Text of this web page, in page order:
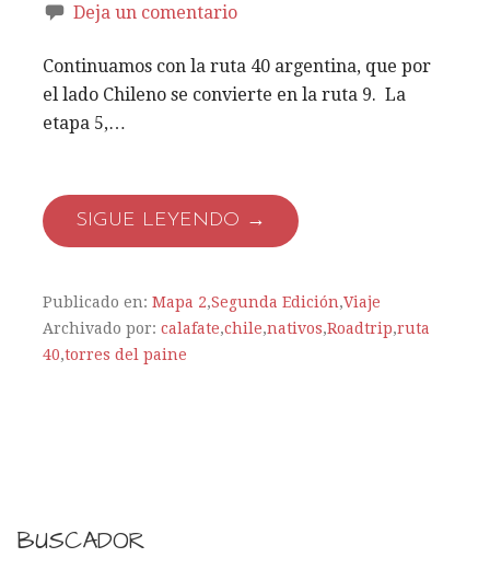
Deja un comentario
Continuamos con la ruta 40 argentina, que por
el lado Chileno se convierte en la ruta 9. La
etapa 5,…
SIGUE LEYENDO →
Publicado en: Mapa 2,Segunda Edición,Viaje
Archivado por: calafate,chile,nativos,Roadtrip,ruta
40,torres del paine
BUSCADOR